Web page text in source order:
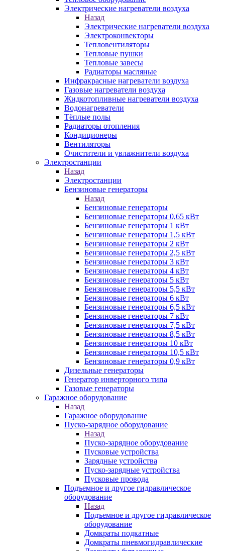
Электрические нагреватели воздуха
Назад
Электрические нагреватели воздуха
Электроконвекторы
Тепловентиляторы
Тепловые пушки
Тепловые завесы
Радиаторы масляные
Инфракрасные нагреватели воздуха
Газовые нагреватели воздуха
Жидкотопливные нагреватели воздуха
Водонагреватели
Тёплые полы
Радиаторы отопления
Кондиционеры
Вентиляторы
Очистители и увлажнители воздуха
Электростанции
Назад
Электростанции
Бензиновые генераторы
Назад
Бензиновые генераторы
Бензиновые генераторы 0,65 кВт
Бензиновые генераторы 1 кВт
Бензиновые генераторы 1,5 кВт
Бензиновые генераторы 2 кВт
Бензиновые генераторы 2,5 кВт
Бензиновые генераторы 3 кВт
Бензиновые генераторы 4 кВт
Бензиновые генераторы 5 кВт
Бензиновые генераторы 5,5 кВт
Бензиновые генераторы 6 кВт
Бензиновые генераторы 6,5 кВт
Бензиновые генераторы 7 кВт
Бензиновые генераторы 7,5 кВт
Бензиновые генераторы 8,5 кВт
Бензиновые генераторы 10 кВт
Бензиновые генераторы 10,5 кВт
Бензиновые генераторы 0,9 кВт
Дизельные генераторы
Генератор инверторного типа
Газовые генераторы
Гаражное оборудование
Назад
Гаражное оборудование
Пуско-зарядное оборудование
Назад
Пуско-зарядное оборудование
Пусковые устройства
Зарядные устройства
Пуско-зарядные устройства
Пусковые провода
Подъемное и другое гидравлическое
оборудование
Назад
Подъемное и другое гидравлическое
оборудование
Домкраты подкатные
Домкраты пневмогидравлические